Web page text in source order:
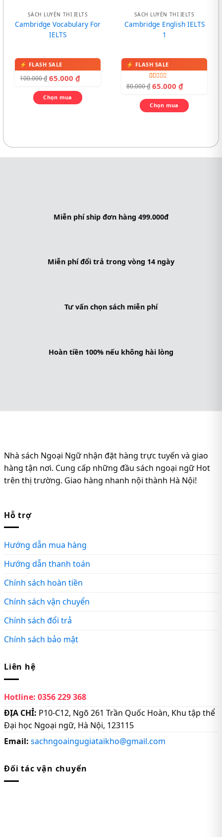
SÁCH LUYỆN THI IELTS
Cambridge Vocabulary For
IELTS
100.000₫ 65.000 ₫
Chọn mua
SÁCH LUYỆN THI IELTS
Cambridge English IELTS
1
Được
xếp
1.00
5
sao
80.000₫ 65.000 ₫
Chọn mua
Miễn phí ship đơn hàng 499.000đ
Miễn phí đổi trả trong vòng 14 ngày
Tư vấn chọn sách miễn phí
Hoàn tiền 100% nếu không hài lòng
Nhà sách Ngoại Ngữ nhận đặt hàng trực tuyến và giao
hàng tận nơi. Cung cấp những đầu sách ngoại ngữ Hot
trên thị trường. Giao hàng nhanh nội thành Hà Nội!
Hỗ trợ
Hướng dẫn mua hàng
Hướng dẫn thanh toán
Chính sách hoàn tiền
Chính sách vận chuyển
Chính sách đổi trả
Chính sách bảo mật
Liên hệ
Hotline: 0356 229 368
ĐỊA CHỈ: P10-C12, Ngõ 261 Trần Quốc Hoàn, Khu tập thể
Đại học Ngoại ngữ, Hà Nội, 123115
Email: sachngoaingugiataikho@gmail.com
Đối tác vận chuyển